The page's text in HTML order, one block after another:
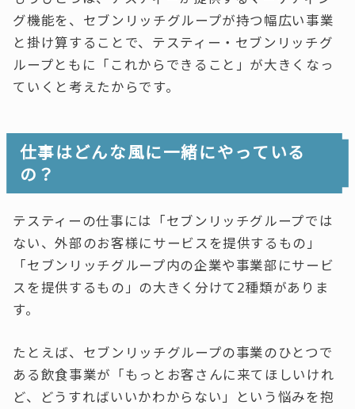
グ機能を、セブンリッチグループが持つ幅広い事業
と掛け算することで、テスティー・セブンリッチグ
ループともに「これからできること」が大きくなっ
ていくと考えたからです。
仕事はどんな風に一緒にやっている
の？
テスティーの仕事には「セブンリッチグループでは
ない、外部のお客様にサービスを提供するもの」
「セブンリッチグループ内の企業や事業部にサービ
スを提供するもの」の大きく分けて2種類がありま
す。
たとえば、セブンリッチグループの事業のひとつで
ある飲食事業が「もっとお客さんに来てほしいけれ
ど、どうすればいいかわからない」という悩みを抱